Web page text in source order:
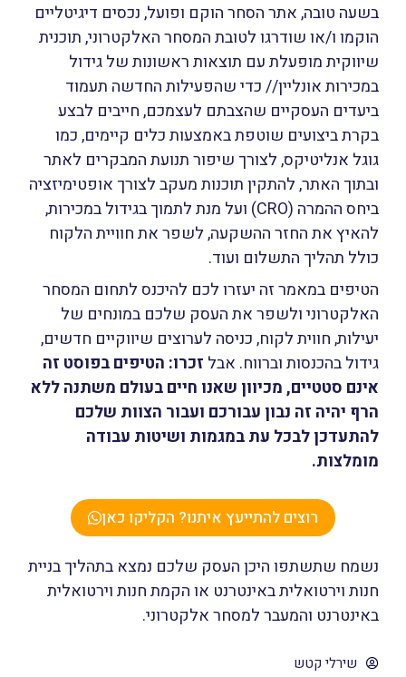
בשעה טובה, אתר הסחר הוקם ופועל, נכסים דיגיטליים
הוקמו ו/או שודרגו לטובת המסחר האלקטרוני, תוכנית
שיווקית מופעלת עם תוצאות ראשונות של גידול
במכירות אונליין// כדי שהפעילות החדשה תעמוד
ביעדים העסקיים שהצבתם לעצמכם, חייבים לבצע
בקרת ביצועים שוטפת באמצעות כלים קיימים, כמו
גוגל אנליטיקס, לצורך שיפור תנועת המבקרים לאתר
ובתוך האתר, להתקין תוכנות מעקב לצורך אופטימיזציה
ביחס ההמרה (CRO) ועל מנת לתמוך בגידול במכירות,
להאיץ את החזר ההשקעה, לשפר את חוויית הלקוח
כולל תהליך התשלום ועוד.
הטיפים במאמר זה יעזרו לכם להיכנס לתחום המסחר
האלקטרוני ולשפר את העסק שלכם במונחים של
יעילות, חווית לקוח, כניסה לערוצים שיווקיים חדשים,
גידול בהכנסות וברווח. אבל זכרו: הטיפים בפוסט זה
אינם סטטיים, מכיוון שאנו חיים בעולם משתנה ללא
הרף יהיה זה נבון עבורכם ועבור הצוות שלכם
להתעדכן לבכל עת במגמות ושיטות עבודה
מומלצות.
רוצים להתייעץ איתנו? הקליקו כאן
נשמח שתשתפו היכן העסק שלכם נמצא בתהליך בניית
חנות וירטואלית באינטרנט או הקמת חנות וירטואלית
באינטרנט והמעבר למסחר אלקטרוני.
שירלי קטש